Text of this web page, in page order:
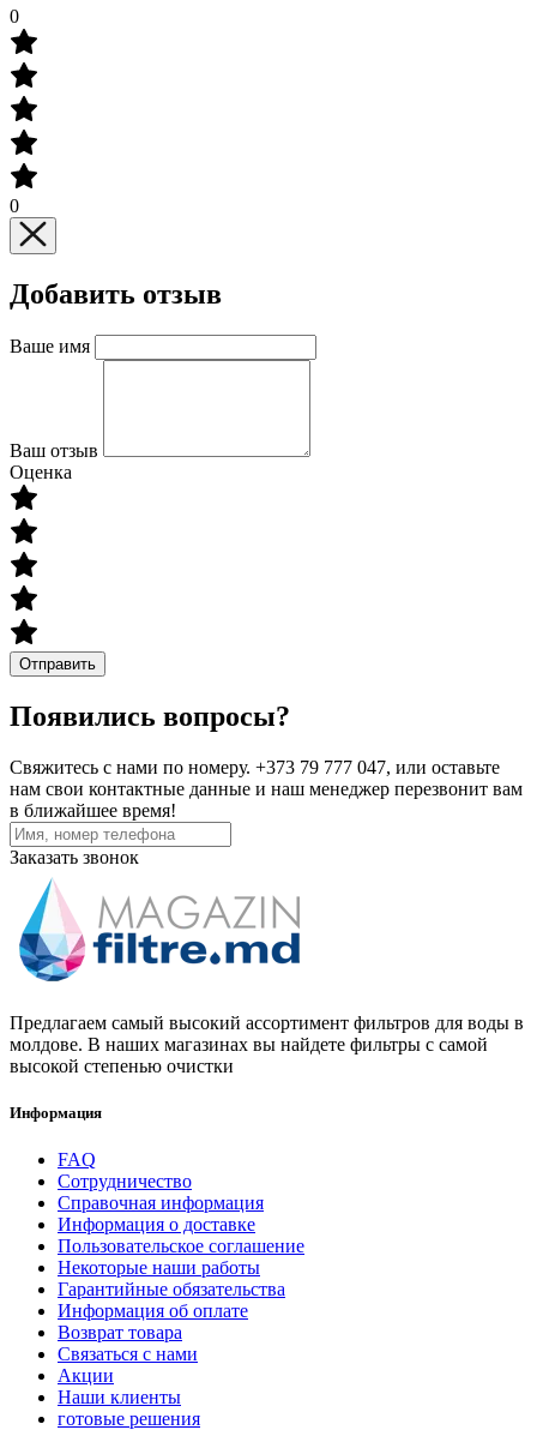
0
0
Добавить отзыв
Ваше имя
Ваш отзыв
Оценка
Отправить
Появились вопросы?
Свяжитесь с нами по номеру. +373 79 777 047, или оставьте
нам свои контактные данные и наш менеджер перезвонит вам
в ближайшее время!
Заказать звонок
Предлагаем самый высокий ассортимент фильтров для воды в
молдове. В наших магазинах вы найдете фильтры с самой
высокой степенью очистки
Информация
FAQ
Сотрудничество
Справочная информация
Информация о доставке
Пользовательское соглашение
Некоторые наши работы
Гарантийные обязательства
Информация об оплате
Возврат товара
Связаться с нами
Акции
Наши клиенты
готовые решения